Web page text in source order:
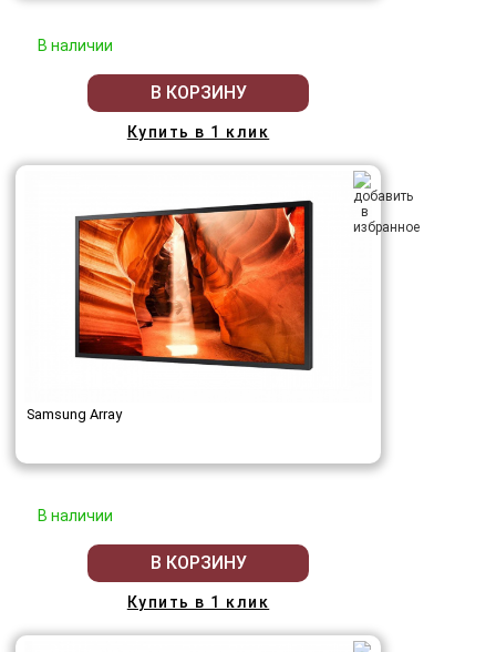
В наличии
В КОРЗИНУ
Купить в 1 клик
Samsung Array
В наличии
В КОРЗИНУ
Купить в 1 клик